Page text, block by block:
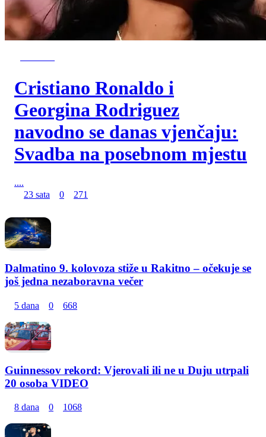
Cristiano Ronaldo i
Georgina Rodriguez
navodno se danas vjenčaju:
Svadba na posebnom mjestu
....
23 sata
0 271
Dalmatino 9. kolovoza stiže u Rakitno – očekuje se
još jedna nezaboravna večer
5 dana 0 668
Guinnessov rekord: Vjerovali ili ne u Duju utrpali
20 osoba VIDEO
8 dana 0 1068